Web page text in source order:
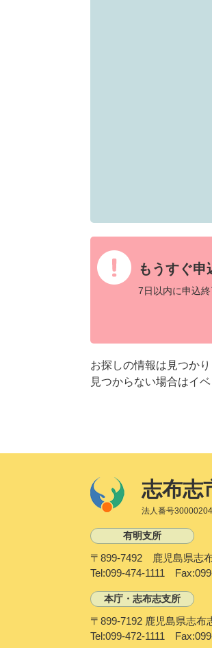
もうすぐ申
7日以内に申込
お探しの情報は見つかり
見つからない場合はイ
志布志
法人番号
有明支所
〒899-7492 鹿児島県志
Tel:099-474-1111
本庁・志布志支所
〒899-7192 鹿児島県志
Tel:099-472-1111